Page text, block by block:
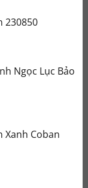
230850
Ngọc Lục Bảo
Xanh Coban